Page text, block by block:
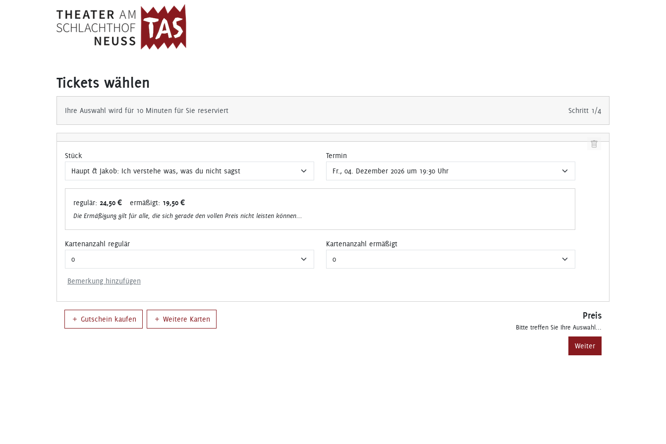
Tickets wählen
Ihre Auswahl wird für 10 Minuten für Sie reserviert Schritt 1/4
Stück Termin
regulär: 24,50 € ermäßigt: 19,50 €
Die Ermäßigung gilt für alle, die sich gerade den vollen Preis nicht leisten können...
Kartenanzahl regulär Kartenanzahl ermäßigt
Bemerkung hinzufügen
Gutschein kaufen Weitere Karten Preis
Bitte treffen Sie Ihre Auswahl...
Weiter